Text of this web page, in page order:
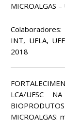
MICROALGAS –
Colaboradores:
INT, UFLA,
2018
LCA/UFSC